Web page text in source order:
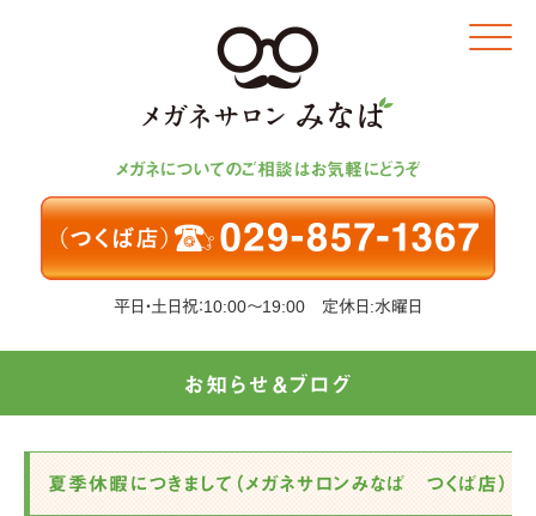
メガネについてのご相談はお気軽にどうぞ
平日・土日祝：10:00～19:00 定休日:水曜日
Click
お知らせ＆ブログ
夏季休暇につきまして（メガネサロンみなば つくば店）